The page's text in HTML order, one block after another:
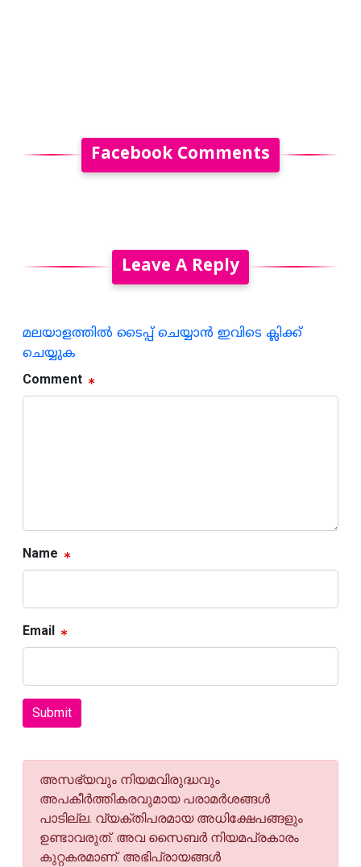
Facebook Comments
Leave A Reply
മലയാളത്തില്‍ ടൈപ്പ് ചെയ്യാന്‍ ഇവിടെ ക്ലിക്ക്
ചെയ്യുക
Comment
Name
Email
Submit
അസഭ്യവും നിയമവിരുദ്ധവും
അപകീര്‍ത്തികരവുമായ പരാമര്‍ശങ്ങള്‍
പാടില്ല. വ്യക്തിപരമായ അധിക്ഷേപങ്ങളും
ഉണ്ടാവരുത്. അവ സൈബര്‍ നിയമപ്രകാരം
കുറ്റകരമാണ്. അഭിപ്രായങ്ങള്‍